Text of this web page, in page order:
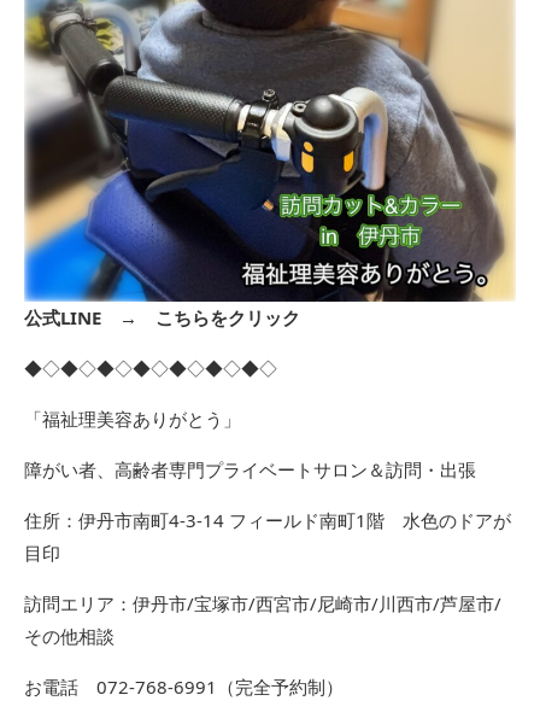
公式LINE → こちらをクリック
◆◇◆◇◆◇◆◇◆◇◆◇◆◇
「福祉理美容ありがとう」
障がい者、高齢者専門プライベートサロン＆訪問・出張
住所：伊丹市南町4-3-14 フィールド南町1階 水色のドアが
目印
訪問エリア：伊丹市/宝塚市/西宮市/尼崎市/川西市/芦屋市/
その他相談
お電話 072-768-6991（完全予約制）